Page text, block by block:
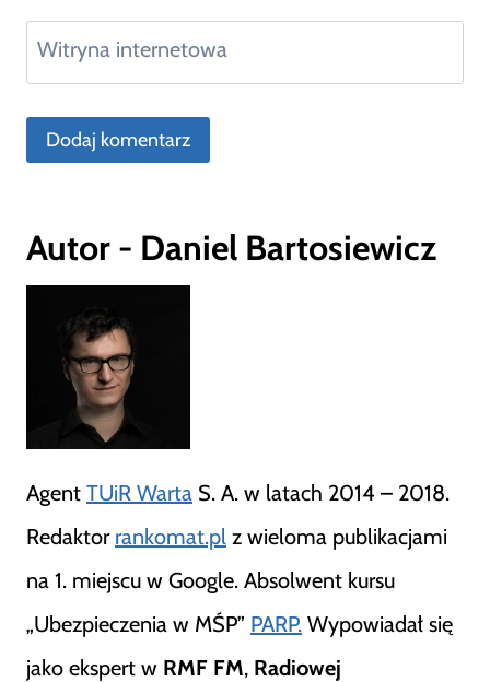
Witryna internetowa
Autor - Daniel Bartosiewicz
Agent TUiR Warta S. A. w latach 2014 – 2018.
Redaktor rankomat.pl z wieloma publikacjami
na 1. miejscu w Google. Absolwent kursu
„Ubezpieczenia w MŚP” PARP. Wypowiadał się
jako ekspert w RMF FM, Radiowej